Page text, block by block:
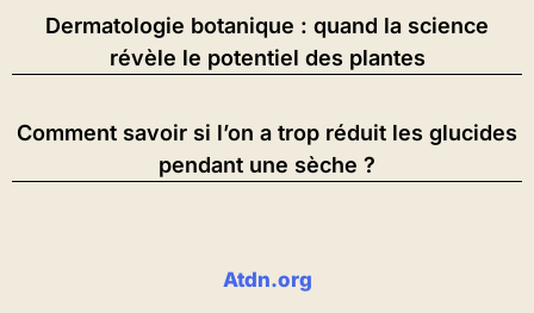
Dermatologie botanique : quand la science
révèle le potentiel des plantes
Comment savoir si l’on a trop réduit les glucides
pendant une sèche ?
Atdn.org